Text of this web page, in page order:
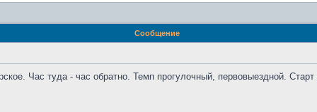
Сообщение
Час туда - час обратно. Темп прогулочный, первовыездной.